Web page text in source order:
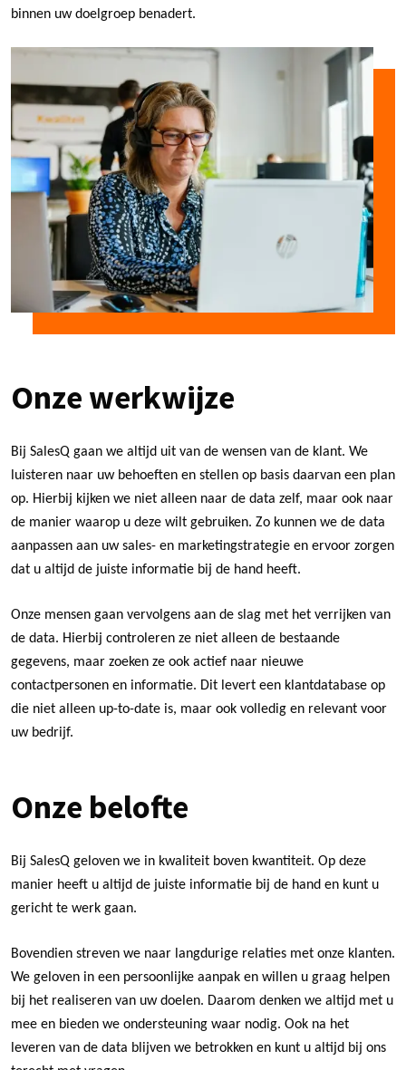
binnen uw doelgroep benadert.
Onze werkwijze
Bij SalesQ gaan we altijd uit van de wensen van de klant. We
luisteren naar uw behoeften en stellen op basis daarvan een plan
op. Hierbij kijken we niet alleen naar de data zelf, maar ook naar
de manier waarop u deze wilt gebruiken. Zo kunnen we de data
aanpassen aan uw sales- en marketingstrategie en ervoor zorgen
dat u altijd de juiste informatie bij de hand heeft.
Onze mensen gaan vervolgens aan de slag met het verrijken van
de data. Hierbij controleren ze niet alleen de bestaande
gegevens, maar zoeken ze ook actief naar nieuwe
contactpersonen en informatie. Dit levert een klantdatabase op
die niet alleen up-to-date is, maar ook volledig en relevant voor
uw bedrijf.
Onze belofte
Bij SalesQ geloven we in kwaliteit boven kwantiteit. Op deze
manier heeft u altijd de juiste informatie bij de hand en kunt u
gericht te werk gaan.
Bovendien streven we naar langdurige relaties met onze klanten.
We geloven in een persoonlijke aanpak en willen u graag helpen
bij het realiseren van uw doelen. Daarom denken we altijd met u
mee en bieden we ondersteuning waar nodig. Ook na het
leveren van de data blijven we betrokken en kunt u altijd bij ons